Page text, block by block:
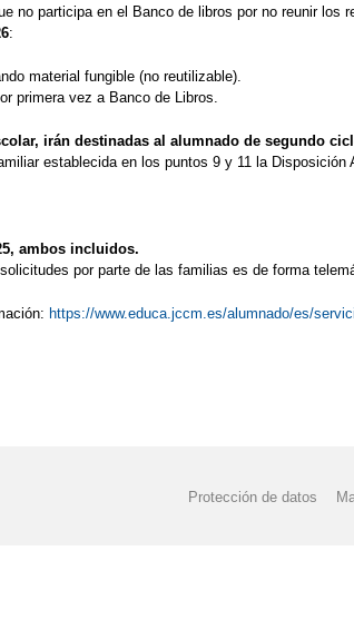
no participa en el Banco de libros por no reunir los
:
material fungible (no reutilizable).
primera vez a Banco de Libros.
irán destinadas al alumnado de segundo
establecida en los puntos 9 y 11 la Disposición
ambos incluidos.
por parte de las familias es de forma
https://www.educa.jccm.es/alumnado/es/
Protección de datos